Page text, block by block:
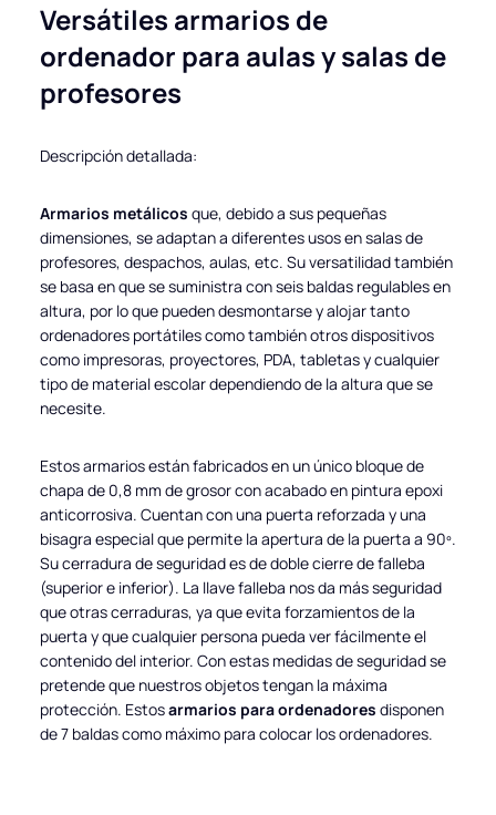
Versátiles armarios de
ordenador para aulas y salas de
profesores
Descripción detallada:
Armarios metálicos que, debido a sus pequeñas
dimensiones, se adaptan a diferentes usos en salas de
profesores, despachos, aulas, etc. Su versatilidad también
se basa en que se suministra con seis baldas regulables en
altura, por lo que pueden desmontarse y alojar tanto
ordenadores portátiles como también otros dispositivos
como impresoras, proyectores, PDA, tabletas y cualquier
tipo de material escolar dependiendo de la altura que se
necesite.
Estos armarios están fabricados en un único bloque de
chapa de 0,8 mm de grosor con acabado en pintura epoxi
anticorrosiva. Cuentan con una puerta reforzada y una
bisagra especial que permite la apertura de la puerta a 90º.
Su cerradura de seguridad es de doble cierre de falleba
(superior e inferior). La llave falleba nos da más seguridad
que otras cerraduras, ya que evita forzamientos de la
puerta y que cualquier persona pueda ver fácilmente el
contenido del interior. Con estas medidas de seguridad se
pretende que nuestros objetos tengan la máxima
protección. Estosarmarios para ordenadores disponen
de 7 baldas como máximo para colocar los ordenadores.